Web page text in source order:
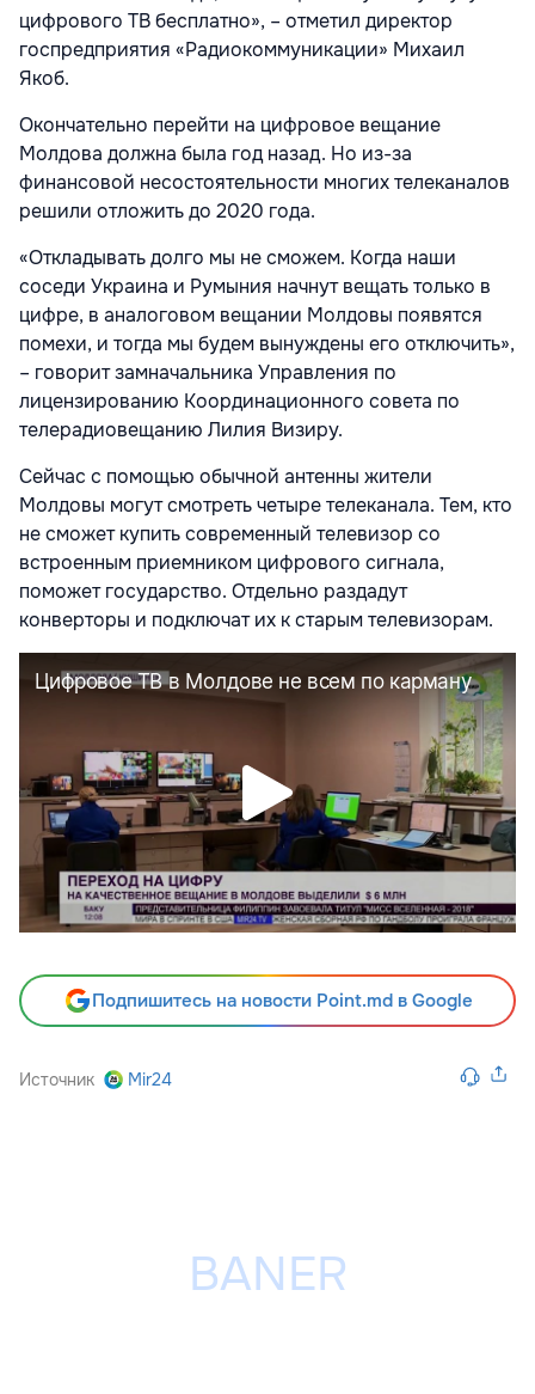
цифрового ТВ бесплатно», – отметил директор
госпредприятия «Радиокоммуникации» Михаил
Якоб.
Окончательно перейти на цифровое вещание
Молдова должна была год назад. Но из-за
финансовой несостоятельности многих телеканалов
решили отложить до 2020 года.
«Откладывать долго мы не сможем. Когда наши
соседи Украина и Румыния начнут вещать только в
цифре, в аналоговом вещании Молдовы появятся
помехи, и тогда мы будем вынуждены его отключить»,
– говорит замначальника Управления по
лицензированию Координационного совета по
телерадиовещанию Лилия Визиру.
Сейчас с помощью обычной антенны жители
Молдовы могут смотреть четыре телеканала. Тем, кто
не сможет купить современный телевизор со
встроенным приемником цифрового сигнала,
поможет государство. Отдельно раздадут
конверторы и подключат их к старым телевизорам.
Подпишитесь на новости Point.md в Google
Источник Mir24